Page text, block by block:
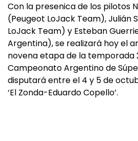
Con la presenica de los pilotos
(Peugeot LoJack Team), Julián
LoJack Team) y Esteban
Argentina), se realizará hoy el
novena etapa de la temporada
Campeonato Argentino de
disputará entre el 4 y 5 de
‘El Zonda-Eduardo Copello’.